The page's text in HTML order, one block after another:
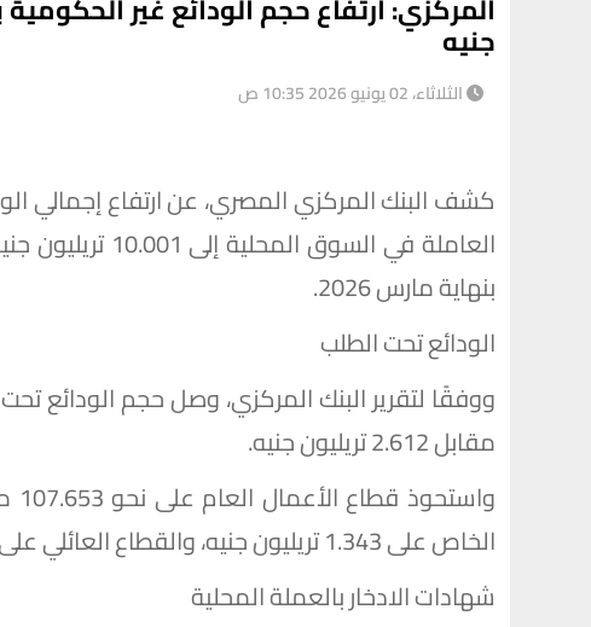
جنيه
الثلاثاء، 02 يونيو 2026 10:35 ص
كشف البنك المركزي المصري، عن ارتفاع إجمالي
بنهاية مارس 2026.
الودائع تحت الطلب
مقابل 2.612 تريليون جنيه.
الخاص على 1.343 تريليون جنيه، والقطاع العائلي على 1.216 تريليون جنيه.
شهادات الادخار بالعملة المحلية